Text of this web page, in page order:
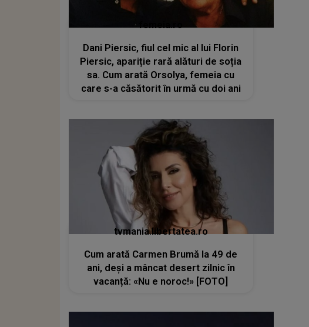
femeia.ro
Dani Piersic, fiul cel mic al lui Florin
Piersic, apariție rară alături de soția
sa. Cum arată Orsolya, femeia cu
care s-a căsătorit în urmă cu doi ani
tvmania.libertatea.ro
Cum arată Carmen Brumă la 49 de
ani, deși a mâncat desert zilnic în
vacanță: «Nu e noroc!» [FOTO]